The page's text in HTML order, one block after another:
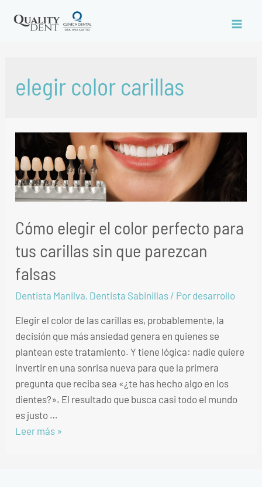
elegir color carillas
Cómo elegir el color perfecto para
tus carillas sin que parezcan
falsas
Dentista Manilva, Dentista Sabinillas / Por desarrollo
Elegir el color de las carillas es, probablemente, la
decisión que más ansiedad genera en quienes se
plantean este tratamiento. Y tiene lógica: nadie quiere
invertir en una sonrisa nueva para que la primera
pregunta que reciba sea «¿te has hecho algo en los
dientes?». El resultado que busca casi todo el mundo
es justo …
Leer más »